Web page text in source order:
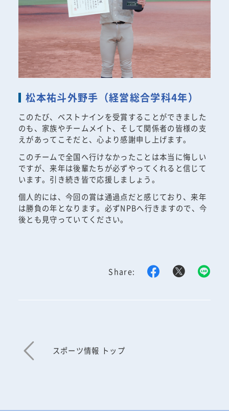
松本祐斗外野手（経営総合学科4年）
このたび、ベストナインを受賞することができました
のも、家族やチームメイト、そして関係者の皆様の支
えがあってこそだと、心より感謝申し上げます。
このチームで全国へ行けなかったことは本当に悔しい
ですが、来年は後輩たちが必ずやってくれると信じて
います。引き続き皆で応援しましょう。
個人的には、今回の賞は通過点だと感じており、来年
は勝負の年となります。必ずNPBへ行きますので、今
後とも見守っていてください。
Share:
スポーツ情報 トップ